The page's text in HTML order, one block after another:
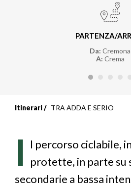
PARTENZA/
Da: Cremona
A: Crema
Itinerari TRA ADDA E SERIO
I l percorso ciclabile,
protette, in parte su
secondarie a bassa